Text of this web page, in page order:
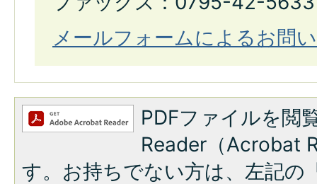
メールフォームによるお問
PDFファイルを閲
Reader（Acrobat
す。お持ちでない方は、左記の